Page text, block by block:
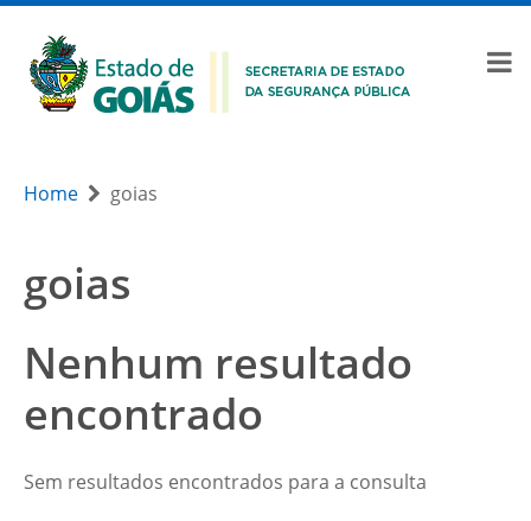
Home goias
goias
Nenhum resultado
encontrado
Sem resultados encontrados para a consulta